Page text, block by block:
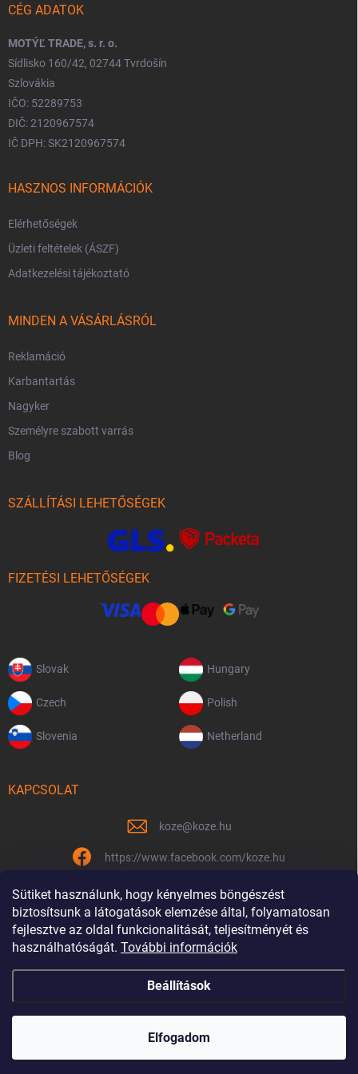
Sütiket használunk, hogy kényelmes böngészést
biztosítsunk a látogatások elemzése által, folyamatosan
fejlesztve az oldal funkcionalitását, teljesítményét és
használhatóságát. További információk
Beállítások
Elfogadom
CÉG ADATOK
MOTÝĽ TRADE, s. r. o.
Sídlisko 160/42, 02744 Tvrdošín
Szlovákia
IČO: 52289753
DIČ: 2120967574
IČ DPH: SK2120967574
HASZNOS INFORMÁCIÓK
Elérhetőségek
Üzleti feltételek (ÁSZF)
Adatkezelési tájékoztató
MINDEN A VÁSÁRLÁSRÓL
Reklamáció
Karbantartás
Nagyker
Személyre szabott varrás
Blog
SZÁLLÍTÁSI LEHETŐSÉGEK
FIZETÉSI LEHETŐSÉGEK
Slovak Hungary
Czech Polish
Slovenia Netherland
KAPCSOLAT
koze@koze.hu
https://www.facebook.com/koze.hu
koze.hu
Már 9 éve vagyunk együtt
Koze.hu . Minden jog fenntartva.